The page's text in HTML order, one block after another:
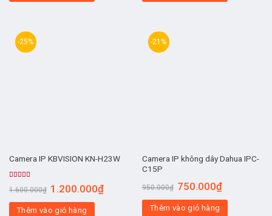
-25%
Camera IP KBVISION KN-H23W
hạng4.00
1.600.000₫ 1.200.000₫
Thêm vào giỏ hàng
-21%
Camera IP không dây Dahua IPC-
C15P
950.000₫ 750.000₫
Thêm vào giỏ hàng